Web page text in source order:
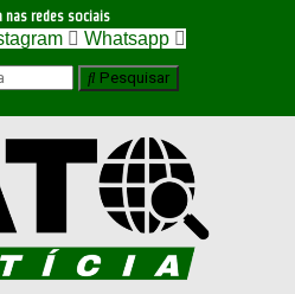
nas redes sociais
Whatsapp
Pesquisar